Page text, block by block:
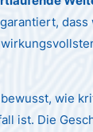
wie
ist. Die